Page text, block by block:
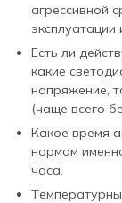
агрессивной
эксплуатации
Есть ли
какие
напряжение,
(чаще всего
Какое время
нормам
часа.